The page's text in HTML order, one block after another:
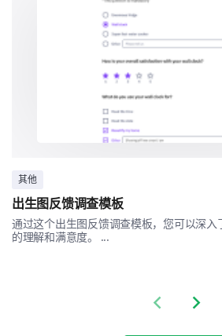
缺乏管理支持
我们希望了解您对公司支持工作与
其他
出生图反馈调查模板
通过这个出生图反馈调查模板，您可以深
的理解和满意度。 ...
Previous slide
Next